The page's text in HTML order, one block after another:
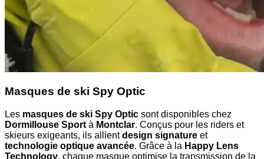
Masques de ski Spy Optic
Les masques de ski Spy Optic sont disponibles chez
Dormillouse Sport à Montclar. Conçus pour les riders et
skieurs exigeants, ils allientdesign signature et
technologie optique avancée. Grâce à la Happy Lens
Technology, chaque masque optimise la transmission de la